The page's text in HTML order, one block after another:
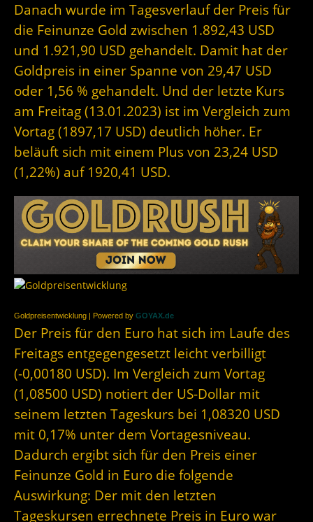
Danach wurde im Tagesverlauf der Preis für
die Feinunze Gold zwischen 1.892,43 USD
und 1.921,90 USD gehandelt. Damit hat der
Goldpreis in einer Spanne von 29,47 USD
oder 1,56 % gehandelt. Und der letzte Kurs
am Freitag (13.01.2023) ist im Vergleich zum
Vortag (1897,17 USD) deutlich höher. Er
beläuft sich mit einem Plus von 23,24 USD
(1,22%) auf 1920,41 USD.
Goldpreisentwicklung | Powered by GOYAX.de
Der Preis für den Euro hat sich im Laufe des
Freitags entgegengesetzt leicht verbilligt
(-0,00180 USD). Im Vergleich zum Vortag
(1,08500 USD) notiert der US-Dollar mit
seinem letzten Tageskurs bei 1,08320 USD
mit 0,17% unter dem Vortagesniveau.
Dadurch ergibt sich für den Preis einer
Feinunze Gold in Euro die folgende
Auswirkung: Der mit den letzten
Tageskursen errechnete Preis in Euro war